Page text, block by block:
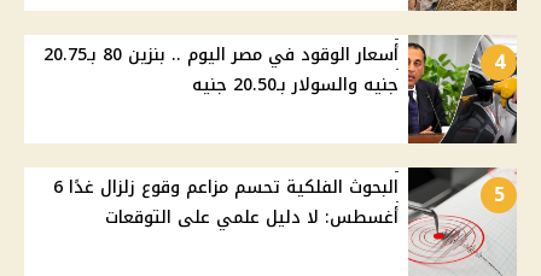
4
أسعار الوقود في مصر اليوم .. بنزين 80 بـ20.75
جنيه والسولار بـ20.50 جنيه
5
البحوث الفلكية تحسم مزاعم وقوع زلزال غدًا 6
أغسطس: لا دليل علمي على التوقعات